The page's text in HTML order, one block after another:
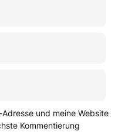
und meine Website
Kommentierung